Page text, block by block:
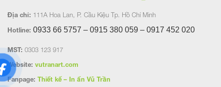
Địa chỉ: 111A Hoa Lan, P. Cầu Kiệu Tp. Hồ Chí Minh
Hotline: 0933 66 5757 – 0915 380 059 – 0917 452 020
MST: 0303 123 917
Website: vutranart.com
Fanpage: Thiết kế – In ấn Vũ Trần